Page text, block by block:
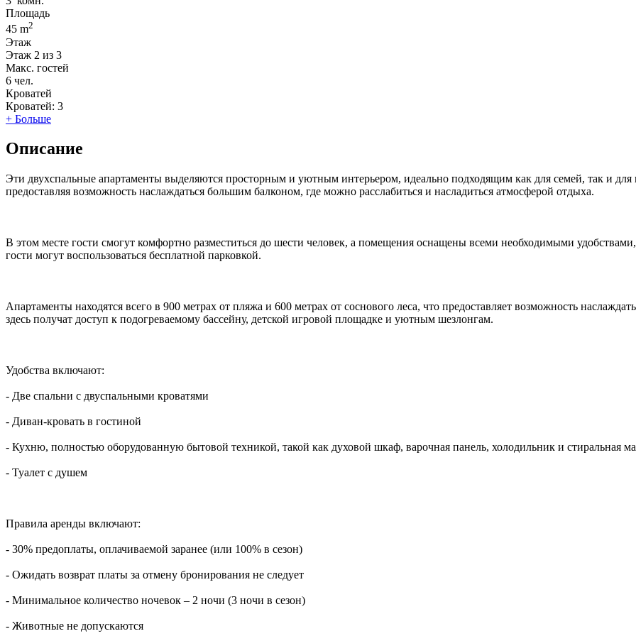
Площадь
45 m2
Этаж
Этаж 2 из 3
Макс. гостей
6 чел.
Кроватей
Кроватей: 3
+ Больше
Описание
Эти двухспальные апартаменты выделяются просторным и уютным интерьером, идеально подходящим как для семей, так и
предоставляя возможность наслаждаться большим балконом, где можно расслабиться и насладиться атмосферой отдыха.
В этом месте гости смогут комфортно разместиться до шести человек, а помещения оснащены всеми необходимыми
гости могут воспользоваться бесплатной парковкой.
Апартаменты находятся всего в 900 метрах от пляжа и 600 метрах от соснового леса, что предоставляет возможность
здесь получат доступ к подогреваемому бассейну, детской игровой площадке и уютным шезлонгам.
Удобства включают:
- Две спальни с двуспальными кроватями
- Диван-кровать в гостиной
- Кухню, полностью оборудованную бытовой техникой, такой как духовой шкаф, варочная панель, холодильник и стиральная
- Туалет с душем
Правила аренды включают:
- 30% предоплаты, оплачиваемой заранее (или 100% в сезон)
- Ожидать возврат платы за отмену бронирования не следует
- Минимальное количество ночевок – 2 ночи (3 ночи в сезон)
- Животные не допускаются